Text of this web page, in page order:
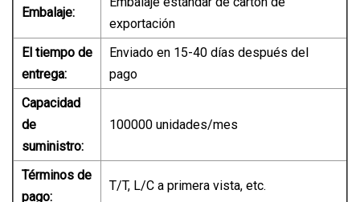
Embalaje:
exportación
El tiempo de
entrega:
Enviado en 15-40 días después del
pago
Capacidad
de
suministro:
100000 unidades/mes
Términos de
pago:
T/T, L/C a primera vista, etc.